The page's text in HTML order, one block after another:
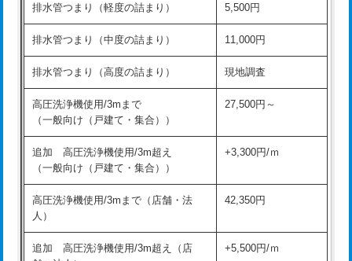
※給水管工事は20mmまでの価格です。
持込商品取付（浄水器・分岐水栓） 16,500円
給水管工事※（ホール加工) 16,500円
給水管工事※（バンド止め) 3,300円
給水管工事※（支持金具設置)
給水管工事※（保温材使用（バンド止
め込み）)
5,500円
給水管工事※（土の掘削・埋め戻し作
業)
11,000円
給水管工事※（塩ビ管（VP・HI）使
33,000円
排水管つまり（軽度の詰まり） 5,500円
排水管つまり（中度の詰まり） 11,000円
排水管つまり（高度の詰まり） 現地調査
高圧洗浄機使用/3mまで
（一般向け（戸建て・集合））
27,500円～
追加 高圧洗浄機使用/3m超え
（一般向け（戸建て・集合））
+3,300円/ｍ
高圧洗浄機使用/3mまで（店舗・法
人）
42,350円
追加 高圧洗浄機使用/3m超え（店
+5,500円/ｍ